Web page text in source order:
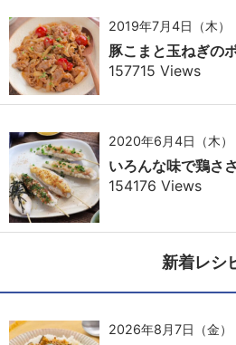
2019年7月4日（木）
豚こまと玉ねぎの
157715 Views
2020年6月4日（木）
いろんな味で鶏さ
154176 Views
新着レシ
2026年8月7日（金）